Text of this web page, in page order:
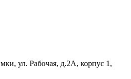
ул. Рабочая, д.2А, корпус 1,